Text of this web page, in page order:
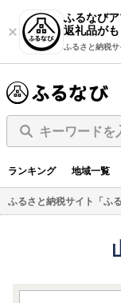
ふるなび
返礼品が
ふるさと納税サ
キーワードを
ランキング 地域一覧
ふるさと納税サイト「ふ